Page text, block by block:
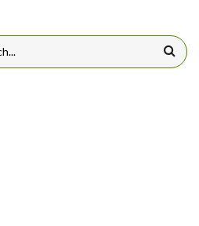
BUSCA